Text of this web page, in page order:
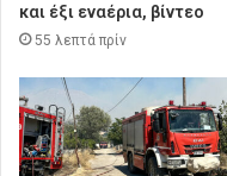
και έξι εναέρια, βίντεο
55 λεπτά πρίν